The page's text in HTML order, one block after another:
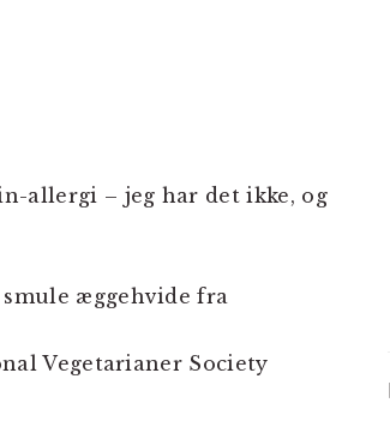
allergi – jeg har det ikke, og
smule æggehvide fra
Vegetarianer Society